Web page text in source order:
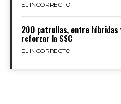
EL INCORRECTO
200 patrullas, entre híbridas
reforzar la SSC
EL INCORRECTO